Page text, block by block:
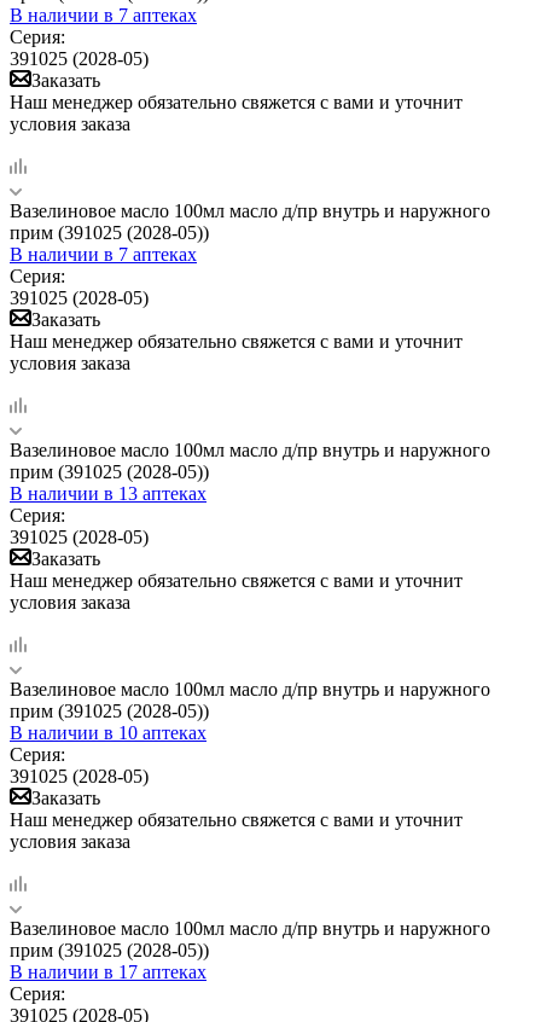
В наличии в 7 аптеках
Серия:
391025 (2028-05)
Заказать
Наш менеджер обязательно свяжется с вами и уточнит
условия заказа
Вазелиновое масло 100мл масло д/пр внутрь и наружного
прим (391025 (2028-05))
В наличии в 7 аптеках
Серия:
391025 (2028-05)
Заказать
Наш менеджер обязательно свяжется с вами и уточнит
условия заказа
Вазелиновое масло 100мл масло д/пр внутрь и наружного
прим (391025 (2028-05))
В наличии в 13 аптеках
Серия:
391025 (2028-05)
Заказать
Наш менеджер обязательно свяжется с вами и уточнит
условия заказа
Вазелиновое масло 100мл масло д/пр внутрь и наружного
прим (391025 (2028-05))
В наличии в 10 аптеках
Серия:
391025 (2028-05)
Заказать
Наш менеджер обязательно свяжется с вами и уточнит
условия заказа
Вазелиновое масло 100мл масло д/пр внутрь и наружного
прим (391025 (2028-05))
В наличии в 17 аптеках
Серия:
391025 (2028-05)